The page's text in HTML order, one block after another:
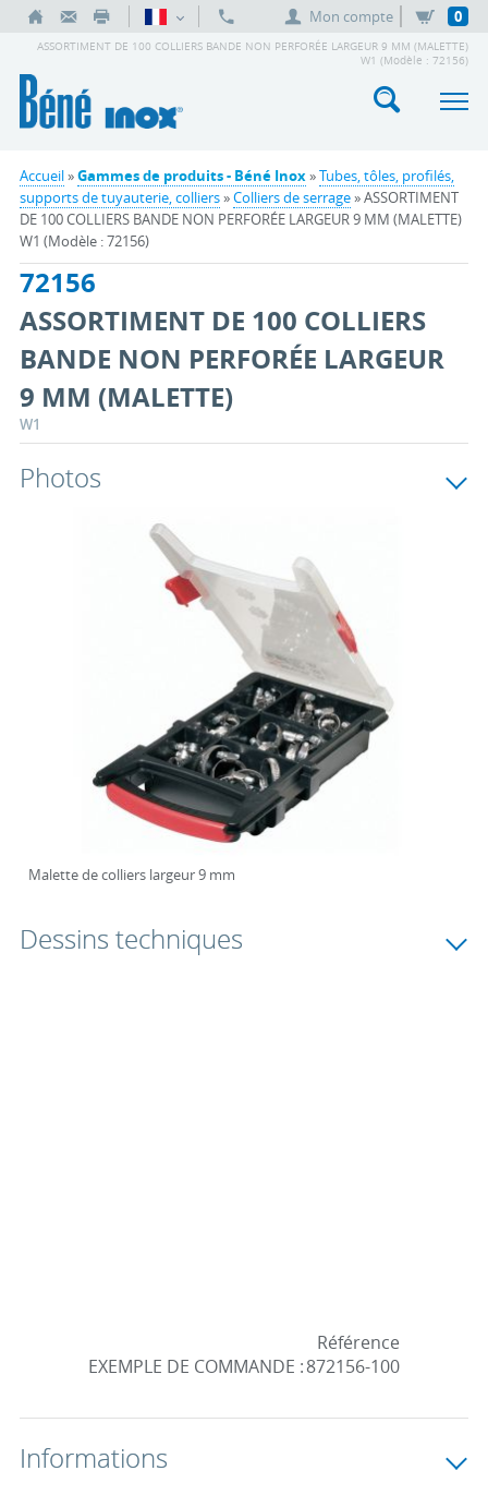
Mon compte 0
ASSORTIMENT DE 100 COLLIERS BANDE NON PERFORÉE LARGEUR 9 MM (MALETTE)
W1 (Modèle : 72156)
Accueil»Gammes de produits - Béné Inox»Tubes, tôles, profilés,
supports de tuyauterie, colliers»Colliers de serrage» ASSORTIMENT
DE 100 COLLIERS BANDE NON PERFORÉE LARGEUR 9 MM (MALETTE)
W1 (Modèle : 72156)
72156
ASSORTIMENT DE 100 COLLIERS
BANDE NON PERFORÉE LARGEUR
9 MM (MALETTE)
W1
Photos
Malette de colliers largeur 9 mm
Dessins techniques
EXEMPLE DE COMMANDE :
Référence
872156-100
Informations